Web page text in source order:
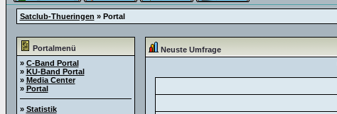
Satclub-Thueringen » Portal
Portalmenü
» C-Band Portal
» KU-Band Portal
» Media Center
» Portal
» Statistik
Neuste Umfrage